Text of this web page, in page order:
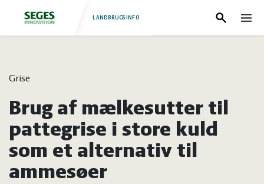
Fjerkræ
Grise
Heste
Jura
LANDBRUGSINFO Søg
Grise
Brug af mælkesutter til
pattegrise i store kuld
som et alternativ til
ammesøer